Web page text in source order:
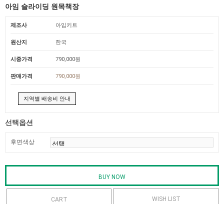
아임 슬라이딩 원목책장
제조사 아임키트
원산지 한국
시중가격 790,000원
판매가격 790,000원
지역별 배송비 안내
선택옵션
후면색상
WISH LIST